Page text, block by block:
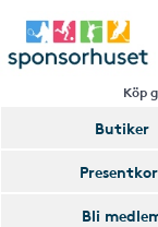
Köp
Butiker
Bli